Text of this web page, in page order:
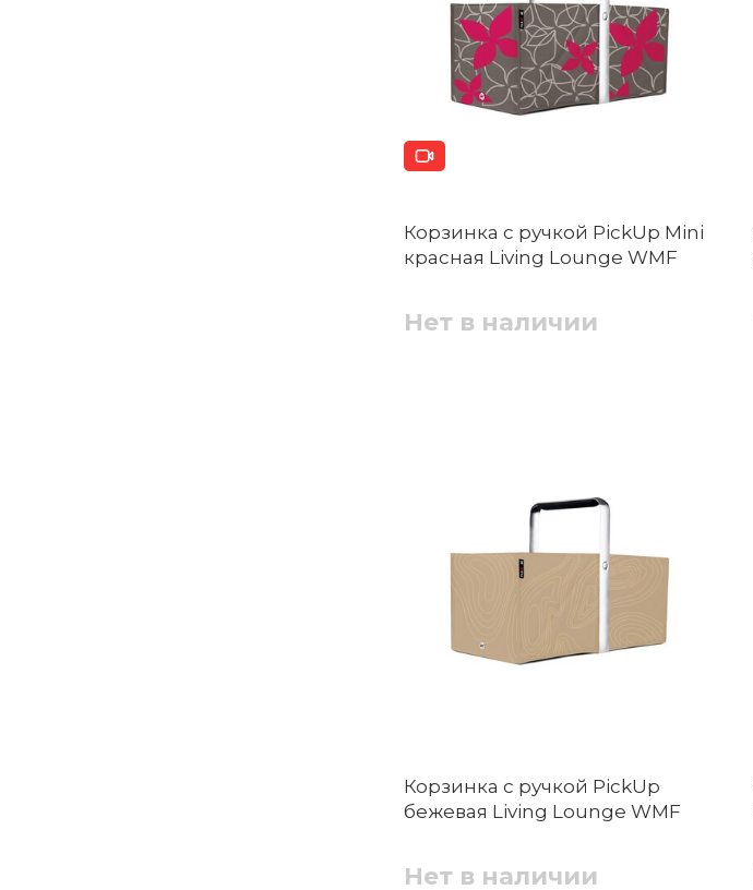
Корзинка с ручкой PickUp Mini
красная Living Lounge WMF
Нет в наличии
Корзинка с ручкой PickUp
бежевая Living Lounge WMF
Нет в наличии